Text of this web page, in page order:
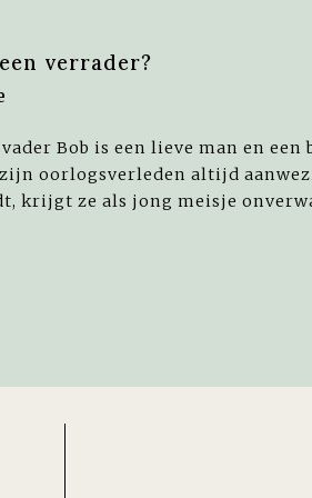
verrader?
vader Bob is een lieve man en
oorlogsverleden altijd
krijgt ze als jong meisje